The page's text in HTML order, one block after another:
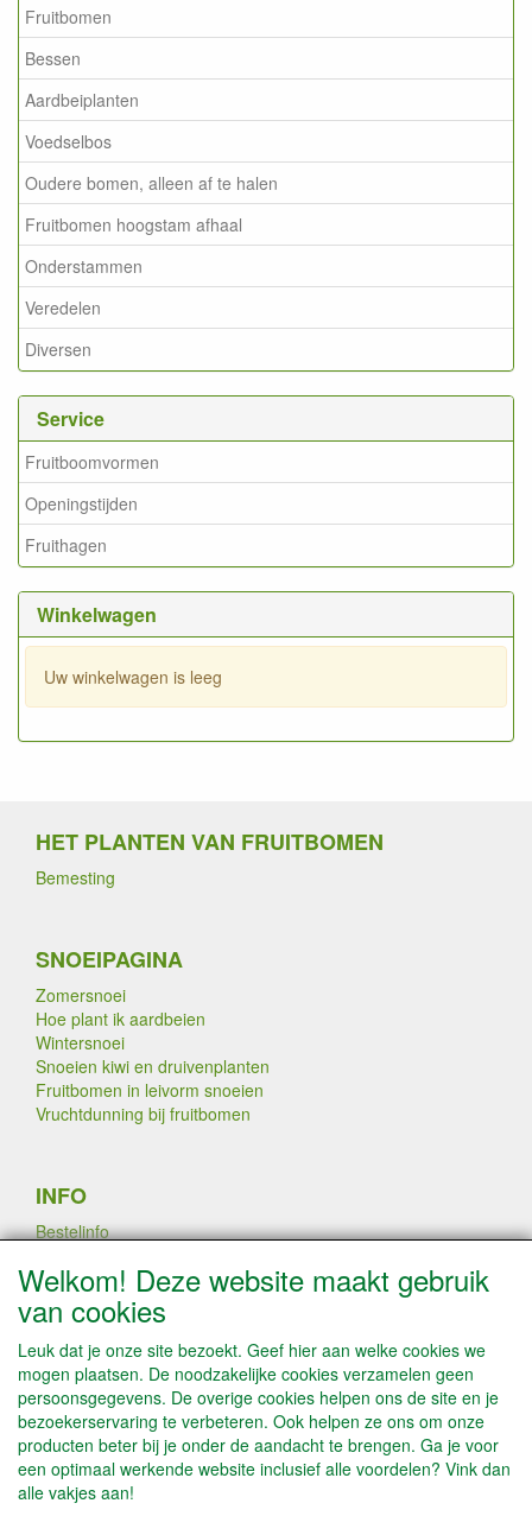
Fruitbomen
Bessen
Aardbeiplanten
Voedselbos
Oudere bomen, alleen af te halen
Fruitbomen hoogstam afhaal
Onderstammen
Veredelen
Diversen
Service
Fruitboomvormen
Openingstijden
Fruithagen
Winkelwagen
Uw winkelwagen is leeg
HET PLANTEN VAN FRUITBOMEN
Bemesting
SNOEIPAGINA
Zomersnoei
Hoe plant ik aardbeien
Wintersnoei
Snoeien kiwi en druivenplanten
Fruitbomen in leivorm snoeien
Vruchtdunning bij fruitbomen
INFO
Bestelinfo
Betaalmogelijkheden
Contact / Disclaimer
Algemene leveringsvoorwaarden & Privacyverklaring
PLANTEN DOOR AATREE LATEN
VEREDELEN
SOCIALE MEDIA
Welkom! Deze website maakt gebruik
van cookies
Leuk dat je onze site bezoekt. Geef hier aan welke cookies we
mogen plaatsen. De noodzakelijke cookies verzamelen geen
persoonsgegevens. De overige cookies helpen ons de site en je
bezoekerservaring te verbeteren. Ook helpen ze ons om onze
producten beter bij je onder de aandacht te brengen. Ga je voor
een optimaal werkende website inclusief alle voordelen? Vink dan
alle vakjes aan!